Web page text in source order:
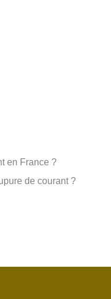
en France ?
de courant ?